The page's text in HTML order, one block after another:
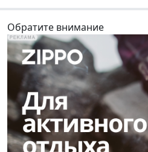
Обратите внимание